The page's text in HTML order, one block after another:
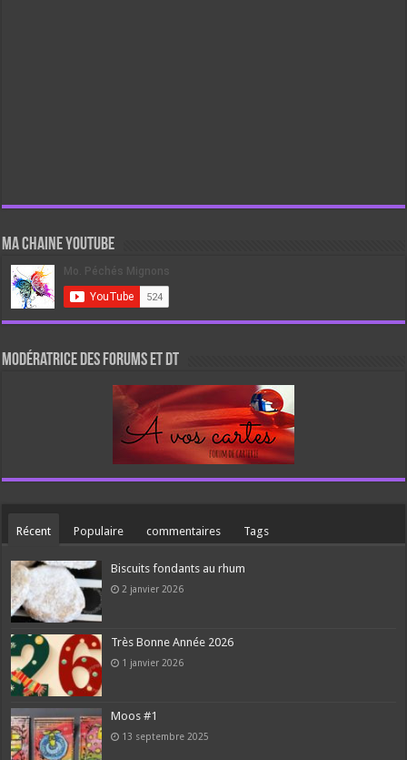
Ma chaine Youtube
Modératrice des forums et DT
Récent Populaire commentaires Tags
Biscuits fondants au rhum
2 janvier 2026
Très Bonne Année 2026
1 janvier 2026
Moos #1
13 septembre 2025